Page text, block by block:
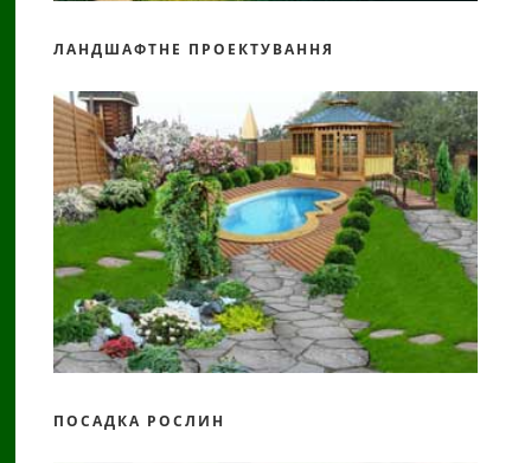
ЛАНДШАФТНЕ ПРОЕКТУВАННЯ
ПОСАДКА РОСЛИН